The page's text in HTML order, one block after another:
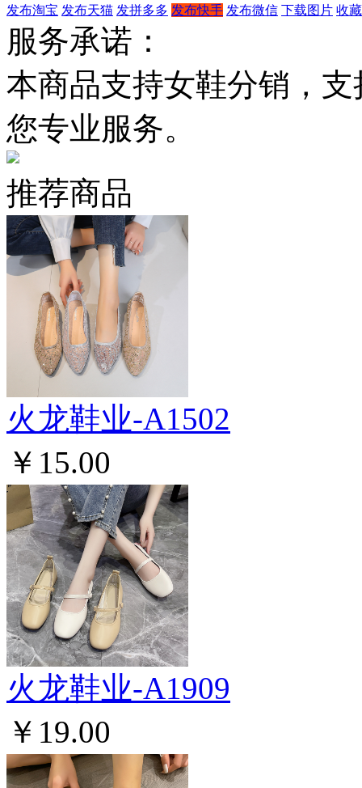
发布淘宝 发布天猫 发拼多多 发布快手 发布微信 下载图片 收
服务承诺：
本商品支持女鞋分销，
您专业服务。
推荐商品
火龙鞋业-A1502
￥15.00
火龙鞋业-A1909
￥19.00